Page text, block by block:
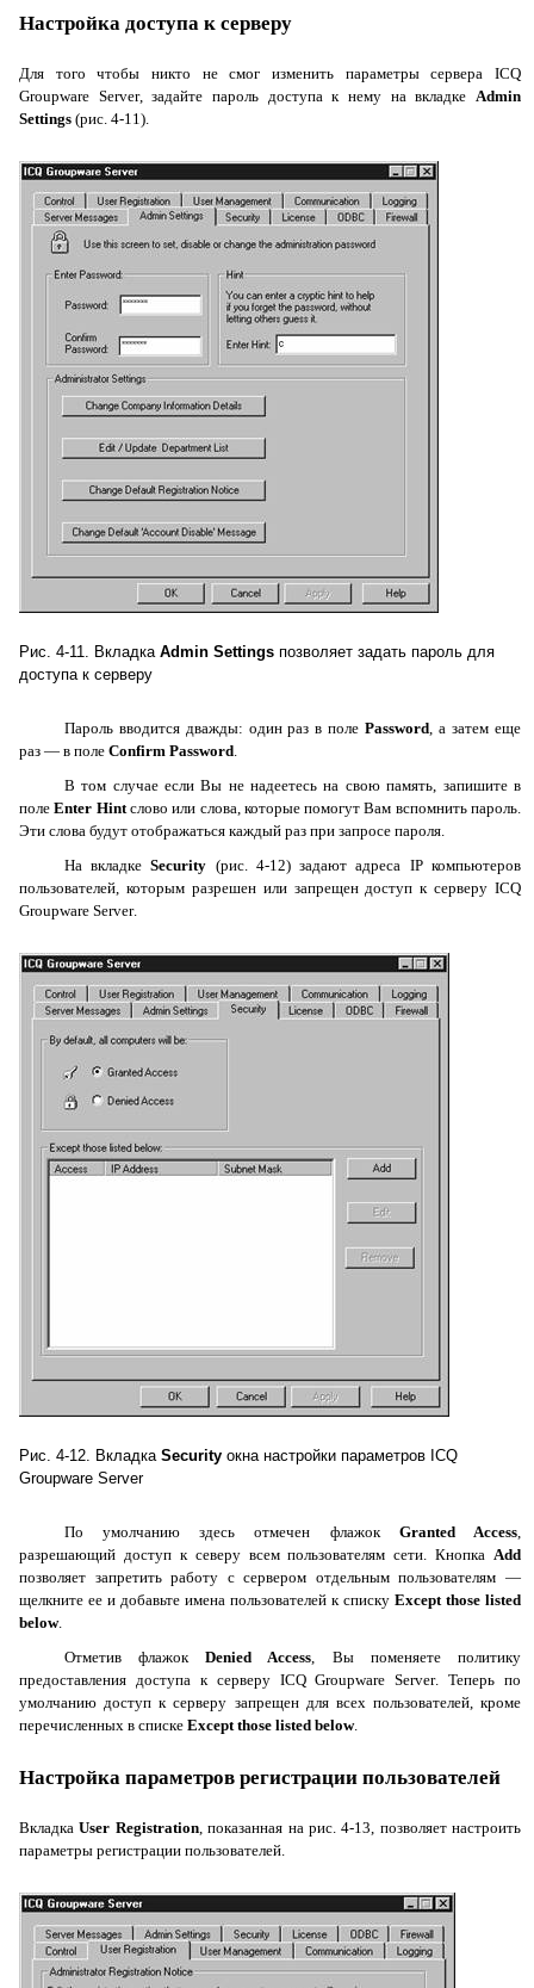
Настройка доступа к серверу
Для того чтобы никто не смог изменить параметры сервера ICQ
Groupware Server, задайте пароль доступа к нему на вкладкеAdmin
Settings (рис. 4-11).
Рис. 4-11. Вкладка Admin Settings позволяет задать пароль для
доступа к серверу
Пароль вводится дважды: один раз в полеPassword, а затем еще
раз — в поле Confirm Password.
В том случае если Вы не надеетесь на свою память, запишите в
полеEnter Hint слово или слова, которые помогут Вам вспомнить пароль.
Эти слова будут отображаться каждый раз при запросе пароля.
На вкладкеSecurity (рис. 4-12) задают адреса IP компьютеров
пользователей, которым разрешен или запрещен доступ к серверу ICQ
Groupware Server.
Рис. 4-12. Вкладка Security окна настройки параметров ICQ
Groupware Server
По умолчанию здесь отмечен флажок Granted Access,
разрешающий доступ к северу всем пользователям сети. Кнопка Add
позволяет запретить работу с сервером отдельным пользователям —
щелкните ее и добавьте имена пользователей к списку Except those listed
below.
Отметив флажокDenied Access, Вы поменяете политику
предоставления доступа к серверу ICQ Groupware Server. Теперь по
умолчанию доступ к серверу запрещен для всех пользователей, кроме
перечисленных в списке Except those listed below.
Настройка параметров регистрации пользователей
ВкладкаUser Registration, показанная на рис. 4-13, позволяет настроить
параметры регистрации пользователей.